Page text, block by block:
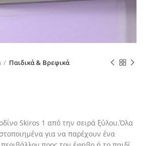
Παιδικά & Βρεφικά
Skiros 1 από την σειρά ξύλου.Όλα
για να παρέχουν ένα